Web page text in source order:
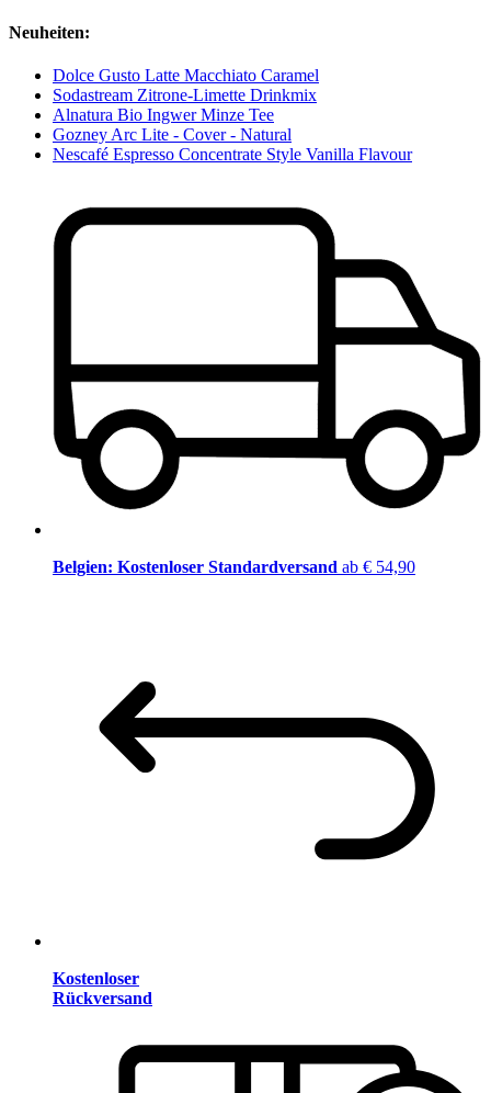
Neuheiten:
Dolce Gusto Latte Macchiato Caramel
Sodastream Zitrone-Limette Drinkmix
Alnatura Bio Ingwer Minze Tee
Gozney Arc Lite - Cover - Natural
Nescafé Espresso Concentrate Style Vanilla Flavour
Belgien: Kostenloser Standardversand ab € 54,90
Kostenloser
Rückversand